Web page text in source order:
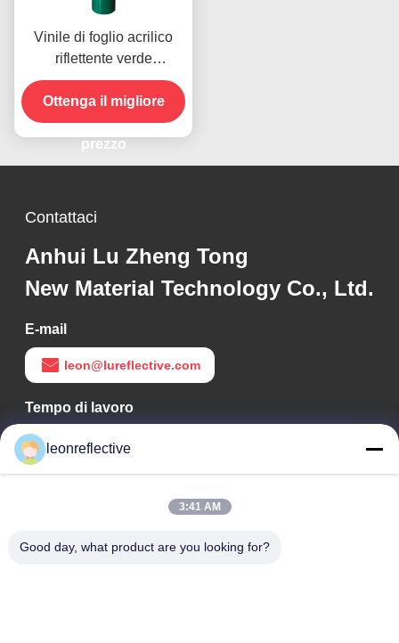
Vinile di foglio acrilico
riflettente verde
permanente per la
sicurezza stradale
Ottenga il migliore
prezzo
Contattaci
Anhui Lu Zheng Tong
New Material Technology Co., Ltd.
E-mail
leon@lureflective.com
Tempo di lavoro
9:00-18:00
Il nostro indirizzo
zona ad alta tecnologia, Hefei, Anhui, Cina
leonreflective
3:41 AM
Good day, what product are you looking for?